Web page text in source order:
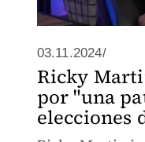
03.11.2024/
Ricky
por "una
elecciones